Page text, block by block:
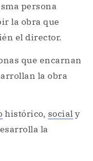
persona
la obra que
el director.
que encarnan
la obra
histórico, social y
la